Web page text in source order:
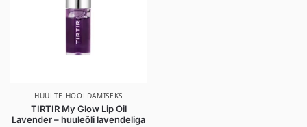
HUULTE HOOLDAMISEKS
TIRTIR My Glow Lip Oil
Lavender – huuleõli lavendeliga